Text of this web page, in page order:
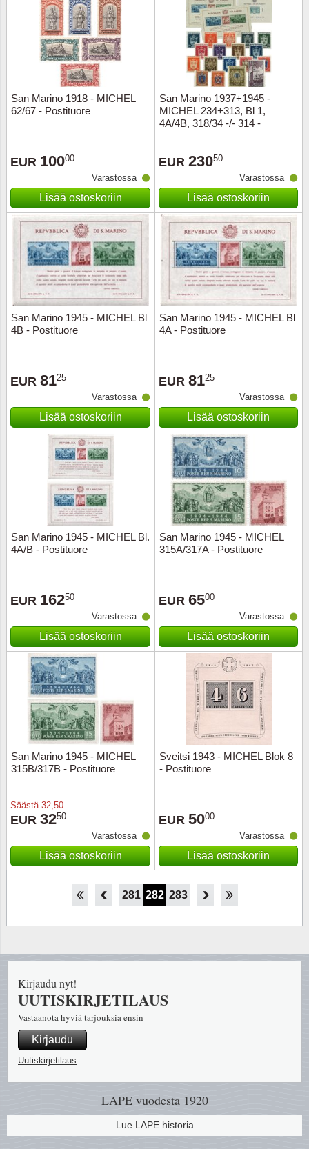
San Marino 1918 - MICHEL
62/67 - Postituore
EUR 10000
Varastossa
Lisää ostoskoriin
San Marino 1937+1945 -
MICHEL 234+313, Bl 1,
4A/4B, 318/34 -/- 314 -
EUR 23050
Varastossa
Lisää ostoskoriin
San Marino 1945 - MICHEL Bl
4B - Postituore
EUR 8125
Varastossa
Lisää ostoskoriin
San Marino 1945 - MICHEL Bl
4A - Postituore
EUR 8125
Varastossa
Lisää ostoskoriin
San Marino 1945 - MICHEL Bl.
4A/B - Postituore
EUR 16250
Varastossa
Lisää ostoskoriin
San Marino 1945 - MICHEL
315A/317A - Postituore
EUR 6500
Varastossa
Lisää ostoskoriin
San Marino 1945 - MICHEL
315B/317B - Postituore
Säästä 32,50
EUR 3250
Varastossa
Lisää ostoskoriin
Sveitsi 1943 - MICHEL Blok 8
- Postituore
EUR 5000
Varastossa
Lisää ostoskoriin
279 280 281 282 283 284 285
LAPE vuodesta 1920
Lue LAPE historia
Kirjaudu nyt!
UUTISKIRJETILAUS
Vastaanota hyviä tarjouksia ensin
Kirjaudu
Uutiskirjetilaus